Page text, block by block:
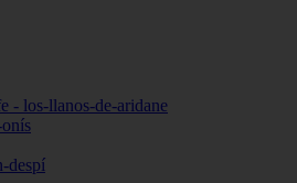
- los-llanos-de-aridane
despí